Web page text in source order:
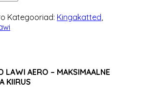
Kategooriad: Kingakatted,
LAWI AERO – MAKSIMAALNE
KIIRUS